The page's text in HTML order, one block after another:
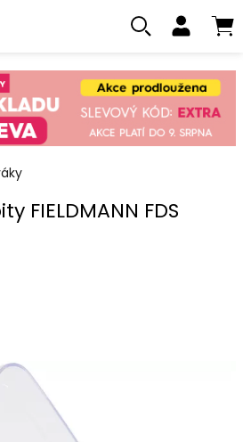
FIELDMANN FDS